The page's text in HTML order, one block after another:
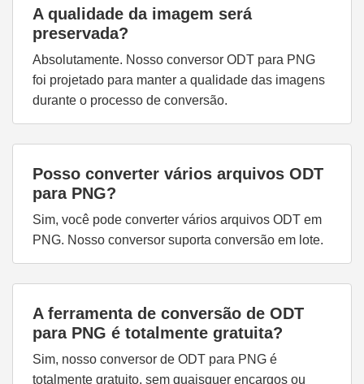
A qualidade da imagem será
preservada?
Absolutamente. Nosso conversor ODT para PNG
foi projetado para manter a qualidade das imagens
durante o processo de conversão.
Posso converter vários arquivos ODT
para PNG?
Sim, você pode converter vários arquivos ODT em
PNG. Nosso conversor suporta conversão em lote.
A ferramenta de conversão de ODT
para PNG é totalmente gratuita?
Sim, nosso conversor de ODT para PNG é
totalmente gratuito, sem quaisquer encargos ou